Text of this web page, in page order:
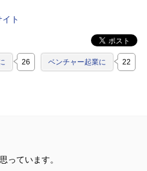
ト
26 ベンチャー起業に 22
っています。